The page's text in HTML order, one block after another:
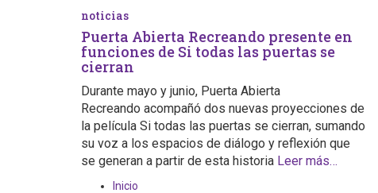
noticias
Puerta Abierta Recreando presente en
funciones de Si todas las puertas se
cierran
Durante mayo y junio, Puerta Abierta
Recreando acompañó dos nuevas proyecciones de
la película Si todas las puertas se cierran, sumando
su voz a los espacios de diálogo y reflexión que
se generan a partir de esta historia Leer más…
Inicio